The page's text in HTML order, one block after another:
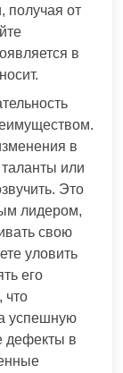
получая от
в
в
или
Это
лидером,
свою
уловить
его
что
успешную
дефекты в